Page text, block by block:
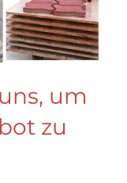
um
zu